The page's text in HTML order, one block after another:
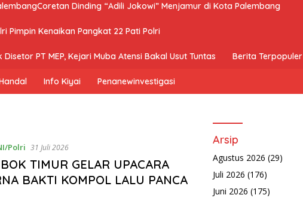
Dinding “Adili Jokowi” Menjamur di Kota Palembang
Pimpin Kenaikan Pangkat 22 Pati Polri
PT MEP, Kejari Muba Atensi Bakal Usut Tuntas Berita Terpopuler
Info Kiyai Penanewinvestigasi
Polri 31 Juli 2026
TIMUR GELAR UPACARA
BAKTI KOMPOL LALU PANCA
Arsip
Agustus 2026 (29)
Juli 2026 (176)
Juni 2026 (175)